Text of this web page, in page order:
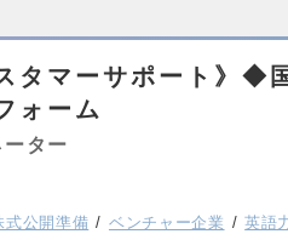
タマーサポート》◆
ォーム
ター
式公開準備 ベンチャー企業 英語